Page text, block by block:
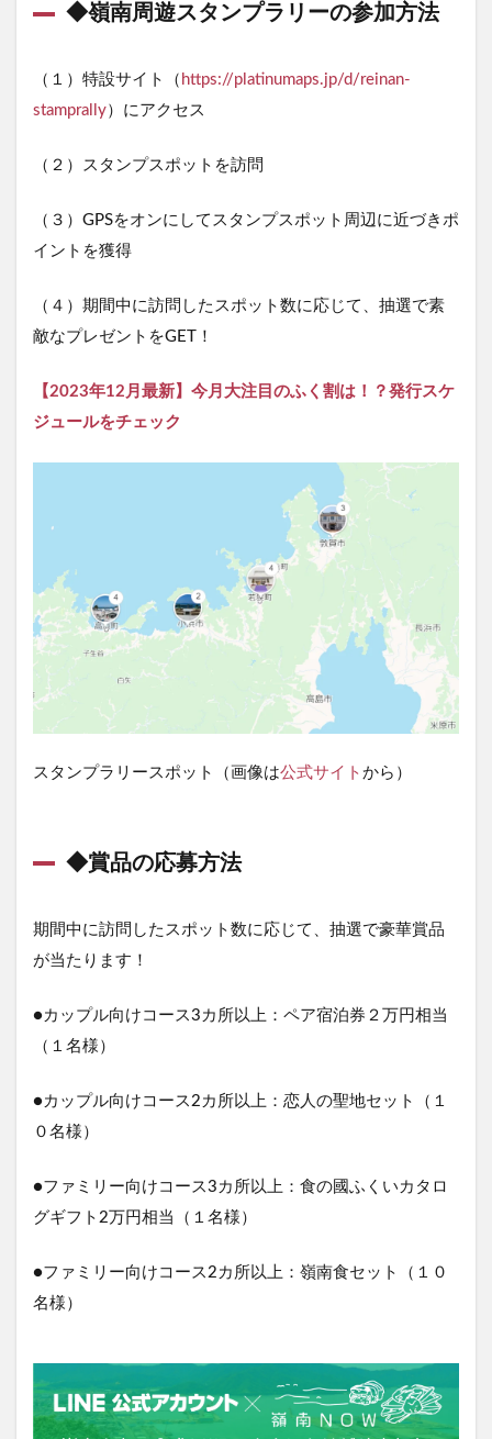
◆嶺南周遊スタンプラリーの参加方法
（１）特設サイト（ https://platinumaps.jp/d/reinan-
stamprally）にアクセス
（２）スタンプスポットを訪問
（３）GPSをオンにしてスタンプスポット周辺に近づきポ
イントを獲得
（４）期間中に訪問したスポット数に応じて、抽選で素
敵なプレゼントをGET！
【2023年12月最新】今月大注目のふく割は！？発行スケ
ジュールをチェック
スタンプラリースポット（画像は公式サイト から）
◆賞品の応募方法
期間中に訪問したスポット数に応じて、抽選で豪華賞品
が当たります！
●カップル向けコース3カ所以上：ペア宿泊券２万円相当
（１名様）
●カップル向けコース2カ所以上：恋人の聖地セット（１
０名様）
●ファミリー向けコース3カ所以上：食の國ふくいカタロ
グギフト2万円相当（１名様）
●ファミリー向けコース2カ所以上：嶺南食セット（１０
名様）